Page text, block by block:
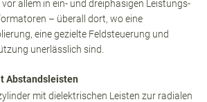
allem in ein- und dreiphasigen Leistungs-
– überall dort, wo eine
eine gezielte Feldsteuerung und
unerlässlich sind.
Abstandsleisten
mit dielektrischen Leisten zur radialen